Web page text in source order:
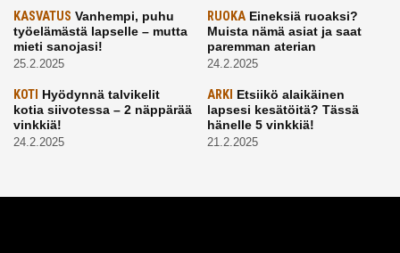
KASVATUS Vanhempi, puhu
työelämästä lapselle – mutta
mieti sanojasi!
25.2.2025
RUOKAEineksiä ruoaksi?
Muista nämä asiat ja saat
paremman aterian
24.2.2025
KOTI Hyödynnä talvikelit
kotia siivotessa – 2 näppärää
vinkkiä!
24.2.2025
ARKI Etsiikö alaikäinen
lapsesi kesätöitä? Tässä
hänelle 5 vinkkiä!
21.2.2025